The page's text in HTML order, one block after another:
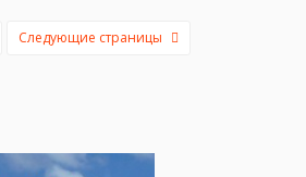
Следующие страницы